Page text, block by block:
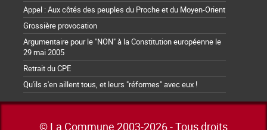
Appel : Aux côtés des peuples du Proche et du Moyen-Orient
Grossière provocation
Argumentaire pour le "NON" à la Constitution européenne le
29 mai 2005
Retrait du CPE
Qu'ils s'en aillent tous, et leurs "réformes" avec eux !
© La Commune 2003-2026 - Tous droits